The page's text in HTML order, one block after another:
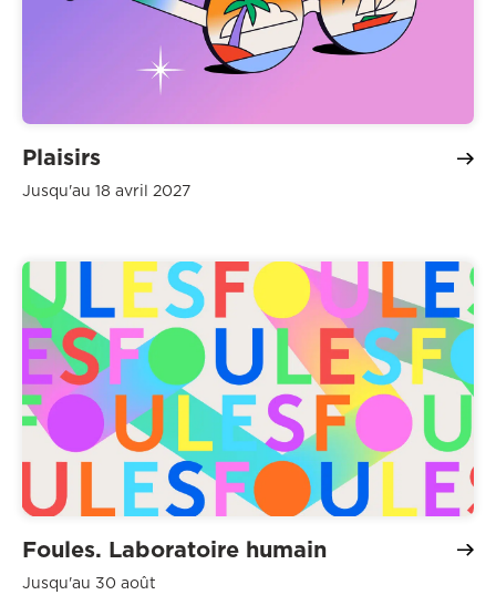
Plaisirs
Jusqu'au 18 avril 2027
Foules. Laboratoire humain
Jusqu'au 30 août